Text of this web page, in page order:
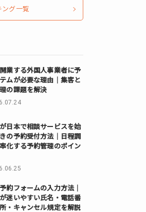
ング一覧
業する外国人事業者に予
ムが必要な理由｜集客と
の課題を解決
日本で相談サービスを始
の予約受付方法｜日程調
化する予約管理のポイン
約フォームの入力方法｜
迷いやすい氏名・電話番
・キャンセル規定を解説